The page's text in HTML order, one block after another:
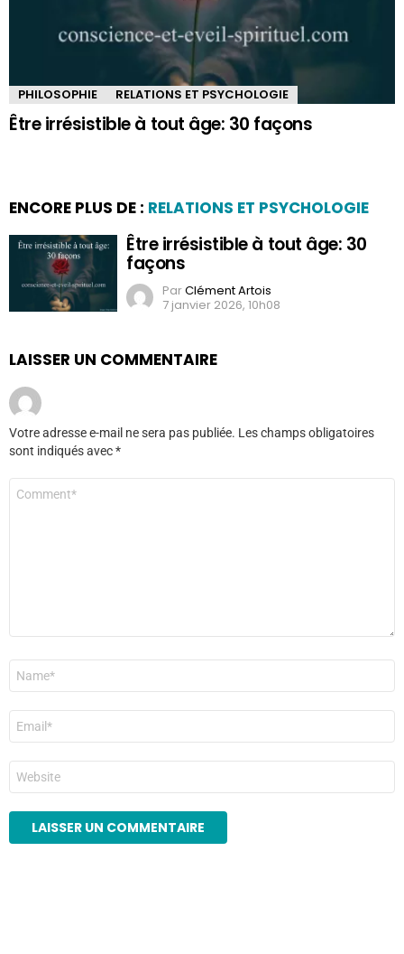
PHILOSOPHIE RELATIONS ET PSYCHOLOGIE
Être irrésistible à tout âge: 30 façons
ENCORE PLUS DE : RELATIONS ET PSYCHOLOGIE
Être irrésistible à tout âge: 30
façons
ParClément Artois
7 janvier 2026, 10h08
LAISSER UN COMMENTAIRE
Votre adresse e-mail ne sera pas publiée. Les champs obligatoires
sont indiqués avec*
mail
*
Site
web